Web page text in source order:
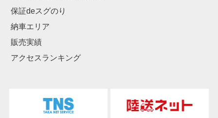
保証deスグのり
納車エリア
販売実績
アクセスランキング